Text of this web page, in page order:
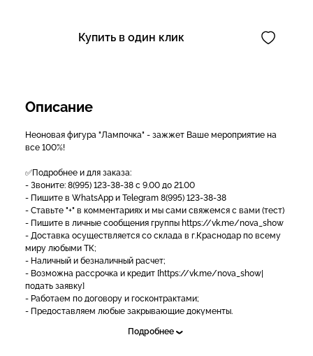
Купить в один клик
Описание
Неоновая фигура "Лампочка" - зажжет Ваше мероприятие на
все 100%!
✅Подробнее и для заказа:
- Звоните: 8(995) 123-38-38 с 9.00 до 21.00
- Пишите в WhatsApp и Telegram 8(995) 123-38-38
- Ставьте "+" в комментариях и мы сами свяжемся с вами (тест)
- Пишите в личные сообщения группы https://vk.me/nova_show
- Доставка осуществляется со склада в г.Краснодар по всему
миру любыми ТК;
- Наличный и безналичный расчет;
- Возможна рассрочка и кредит [https://vk.me/nova_show|
подать заявку]
- Работаем по договору и госконтрактами;
- Предоставляем любые закрывающие документы.
Заказывайте у лидеров рынка, работаем с 2011 года, имеем
Подробнее